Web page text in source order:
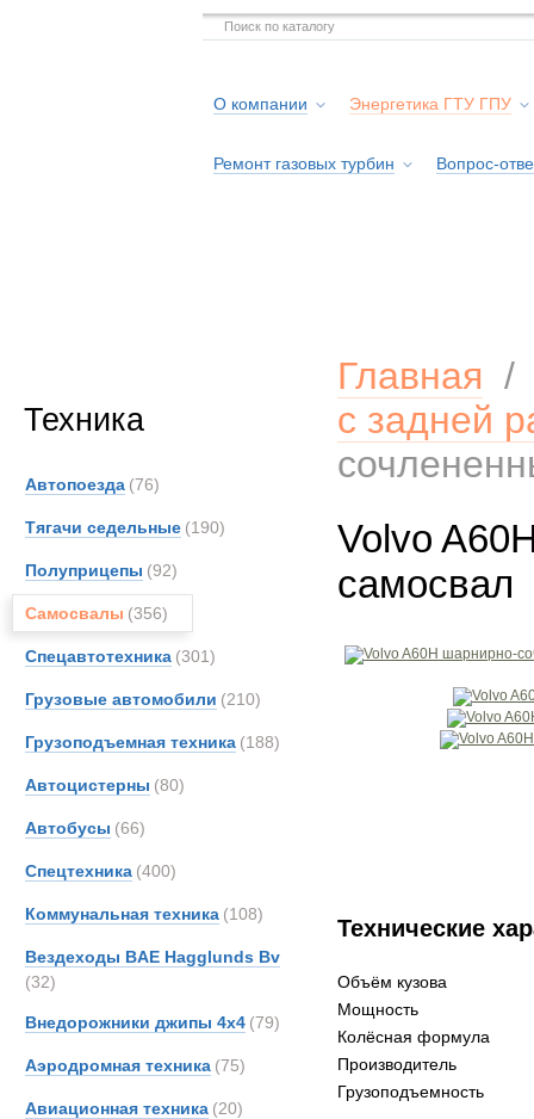
О компании Энергетика ГТУ ГПУ
Ремонт газовых турбин Вопрос-
Техника
Автопоезда (76)
Тягачи седельные (190)
Полуприцепы (92)
Самосвалы (356)
Спецавтотехника (301)
Грузовые автомобили (210)
Грузоподъемная техника (188)
Автоцистерны (80)
Автобусы (66)
Спецтехника (400)
Коммунальная техника (108)
Вездеходы BAE Hagglunds Bv
(32)
Внедорожники джипы 4х4 (79)
Аэродромная техника (75)
Авиационная техника (20)
Главная
с задней
Volvo
самосвал
Технические
Объём кузова
Мощность
Колёсная формула
Производитель
Грузоподъемность